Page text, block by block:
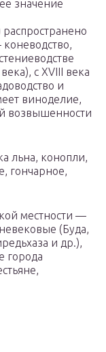
значение
с XVIII века
и
виноделие,
возвышенности
льна, конопли,
гончарное,
местности —
(Буда,
и др.),
города